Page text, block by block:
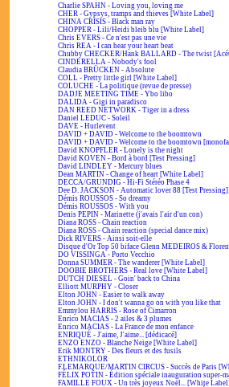
Charlie SPAHN - Loving you, loving me
CHER - Gypsys, tramps and thieves [White Label]
CHINA CRISIS - Black man ray
CHOPPER - Lili/Heidi bleib blu [White Label]
Chris EVERS - Ce n'est pas une vie
Chris REA - I can hear your heart beat
Chubby CHECKER/Hank BALLARD - The twist
CINDERELLA - Nobody's fool
Claudia BRÜCKEN - Absolute
COLL - Pretty little girl [White Label]
COLUCHE - La politique (revue de presse)
DADJE MEETING TIME - Ybo libo
DALIDA - Gigi in paradisco
DAN REED NETWORK - Tiger in a dress
Daniel LEDUC - Soleil
DAVE - Hurlevent
DAVID + DAVID - Welcome to the boomtown
DAVID + DAVID - Welcome to the boomtown
David KNOPFLER - Lonely is the night
David KOVEN - Bord à bord [Test Pressing]
David LINDLEY - Mercury blues
Dean MARTIN - Change of heart [White Label]
DECCA/GRUNDIG - Hi-Fi Stéréo Phase 4
Dee D. JACKSON - Automatic lover 88 [Test Pressing]
Démis ROUSSOS - So dreamy
Démis ROUSSOS - With you
Denis PEPIN - Marinette (j'avais l'air d'un con)
Diana ROSS - Chain reaction
Diana ROSS - Chain reaction (special dance mix)
Dick RIVERS - Ainsi soit-elle
Disque d'Or Top 50 biface Glenn MEDEIROS &
DO VISSINGA - Porto Vecchio
Donna SUMMER - The wanderer [White Label]
DOOBIE BROTHERS - Real love [White Label]
DUTCH DIESEL - Goin' back to China
Elliott MURPHY - Closer
Elton JOHN - Easier to walk away
Elton JOHN - I don't wanna go on with you like that
Emmylou HARRIS - Rose of Cimarron
Enrico MACIAS - 2 ailes & 3 plumes
Enrico MACIAS - La France de mon enfance
ENRIQUÉ - J'aime, J'aime... [dédicacé]
ENZO ENZO - Blanche Neige [White Label]
Erik MONTRY - Des fleurs et des fusils
ETHNIKOLOR
F.LEMARQUE/MARTIN CIRCUS - Succès de Paris
FÉLIX POTIN - Édition spéciale inauguration super-
FAMILLE FOUX - Un très joyeux Noël... [White Label]